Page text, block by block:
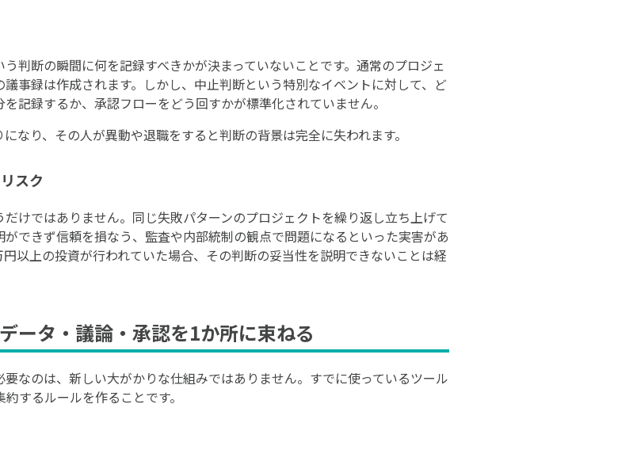
判断の瞬間に何を記録すべきかが決まっていないことです。通常のプロジェ
事録は作成されます。しかし、中止判断という特別なイベントに対して、ど
記録するか、承認フローをどう回すかが標準化されていません。
なり、その人が異動や退職をすると判断の背景は完全に失われます。
スク
けではありません。同じ失敗パターンのプロジェクトを繰り返し立ち上げて
できず信頼を損なう、監査や内部統制の観点で問題になるといった実害があ
以上の投資が行われていた場合、その判断の妥当性を説明できないことは経
ータ・議論・承認を1か所に束ねる
なのは、新しい大がかりな仕組みではありません。すでに使っているツール
するルールを作ることです。